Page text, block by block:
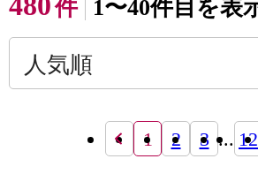
件 1〜40件目を表
1 2 3 ... 12